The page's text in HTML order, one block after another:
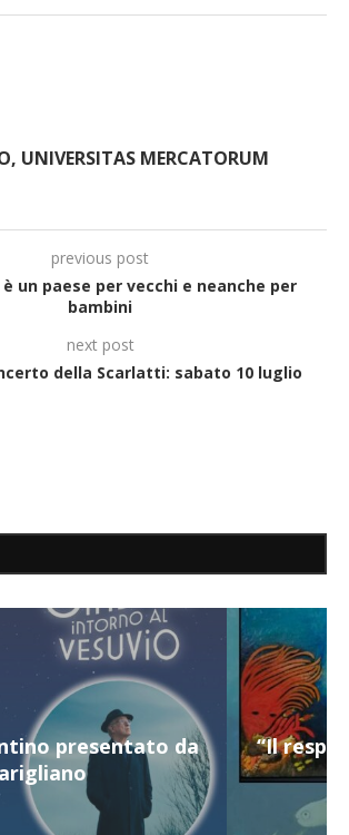
UNIVERSITAS MERCATORUM
previous post
è un paese per vecchi e neanche per
bambini
next post
della Scarlatti: sabato 10 luglio
del mare”, personale di Terry
Mangiatordi